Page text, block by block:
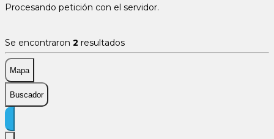
Procesando petición con el servidor.
Se encontraron 2 resultados
Mapa
Buscador